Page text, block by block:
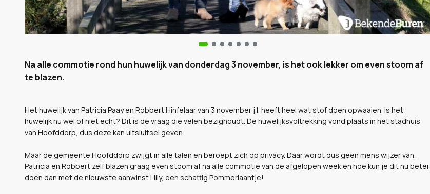
Na alle commotie rond hun huwelijk van donderdag 3 november, is het ook lekker om even stoom af
te blazen.
Het huwelijk van Patricia Paay en Robbert Hinfelaar van 3 november j.l. heeft heel wat stof doen opwaaien. Is het
huwelijk nu wel of niet echt? Dit is de vraag die velen bezighoudt. De huwelijksvoltrekking vond plaats in het stadhuis
van Hoofddorp, dus deze kan uitsluitsel geven.
Maar de gemeente Hoofddorp zwijgt in alle talen en beroept zich op privacy. Daar wordt dus geen mens wijzer van.
Patricia en Robbert zelf blazen graag even stoom af na alle commotie van de afgelopen week en hoe kun je dit nu beter
doen dan met de nieuwste aanwinst Lilly, een schattig Pommeriaantje!